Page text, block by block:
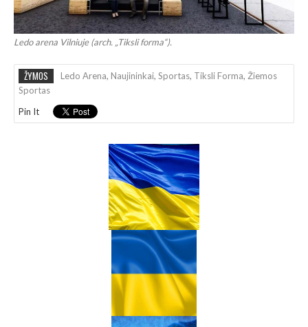
Ledo arena Vilniuje (arch. „Tiksli forma“).
ŽYMOS Ledo Arena, Naujininkai, Sportas, Tiksli Forma, Žiemos
Sportas
Pin It